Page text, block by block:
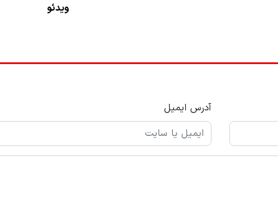
ویدئو
آدرس ایمیل